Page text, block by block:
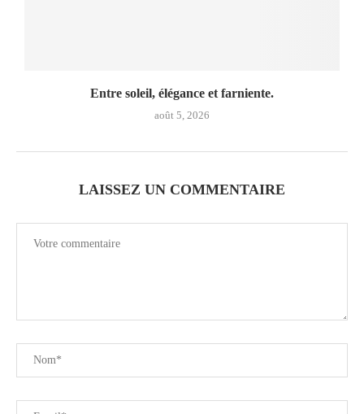
Entre soleil, élégance et farniente.
août 5, 2026
LAISSEZ UN COMMENTAIRE